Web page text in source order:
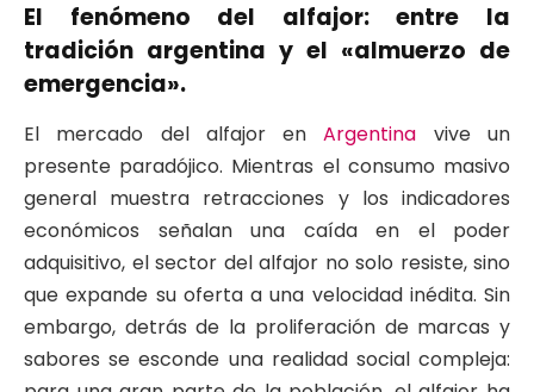
El fenómeno del alfajor: entre la
tradición argentina y el «almuerzo de
emergencia».
El mercado del alfajor enArgentina vive un
presente paradójico. Mientras el consumo masivo
general muestra retracciones y los indicadores
económicos señalan una caída en el poder
adquisitivo, el sector del alfajor no solo resiste, sino
que expande su oferta a una velocidad inédita. Sin
embargo, detrás de la proliferación de marcas y
sabores se esconde una realidad social compleja: